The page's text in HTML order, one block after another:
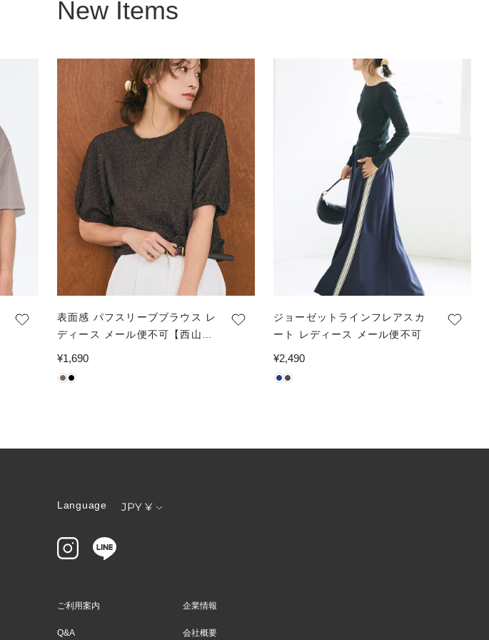
New Items
表面感 パフスリーブブラウス レ
ディース メール便不可【西山茉
通
常
¥1,690
ジョーゼットラインフレアスカ
ート レディース メール便不可
通
常
¥2,490
Language
通
JPY ¥
ご利用案内
Q&A
企業情報
会社概要